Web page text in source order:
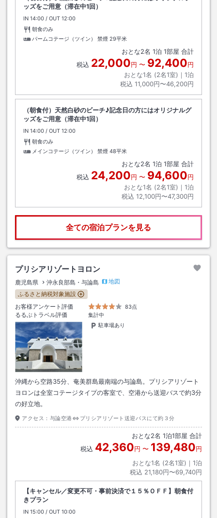
ッズをご用意（滞在中1回）
IN チェックイン
14:00 / OUT チェックアウト
12:00
朝食のみ
パームコテージ（ツイン） 禁煙 29平米
おとな2名 1泊 1部屋 合計
税込 22,000円 〜 92,400円
おとな1名 (2名1室)｜ 1泊
税込 11,000円〜46,200円
（朝食付）天然白砂のビーチ♪記念日の方にはオリジナルグ
ッズをご用意（滞在中1回）
IN チェックイン
14:00 / OUT チェックアウト
12:00
朝食のみ
メインコテージ（ツイン） 禁煙 48平米
おとな2名 1泊 1部屋 合計
税込 24,200円 〜 94,600円
おとな1名 (2名1室)｜ 1泊
税込 12,100円〜47,300円
全ての宿泊プランを見る
プリシアリゾートヨロン
鹿児島県 沖永良部島・与論島
地図
ふるさと納税対象施設
お客様アンケート評価
83点
るるぶトラベル評価
集計中
駐車場あり
沖縄から空路35分、奄美群島最南端の与論島。プリシアリゾート
ヨロンは全室コテージタイプの客室で、空港から送迎バスで約3分
の好立地。
アクセス： 与論空港⇔プリシアリゾート送迎バスにて約３分
おとな2名 1泊1部屋 合計
税込 42,360円 〜 139,480円
おとな1名 (2名1室)｜ 1泊
税込 21,180円〜69,740円
【キャンセル／変更不可・事前決済で１５％ＯＦＦ】朝食付
きプラン
IN チェックイン
15:00 / OUT チェックアウト
10:00